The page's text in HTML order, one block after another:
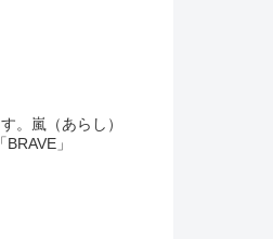
。嵐（あらし）
」